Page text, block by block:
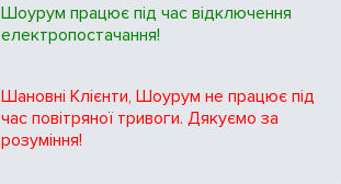
Шоурум працює під час відключення
електропостачання!
Шановні Клієнти, Шоурум не працює під
час повітряної тривоги. Дякуємо за
розуміння!